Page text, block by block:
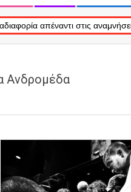
στις αναμνήσεις μας
Ανδρομέδα